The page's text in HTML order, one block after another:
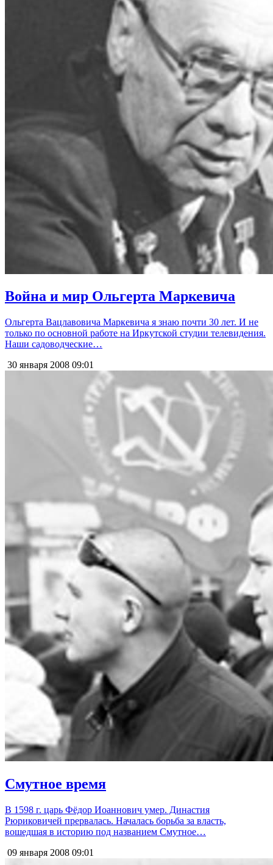
Война и мир Ольгерта Маркевича
Ольгерта Вацлавовича Маркевича я знаю почти 30 лет. И не
только по основной работе на Иркутской студии телевидения.
Наши садоводческие…
30 января 2008 09:01
Смутное время
В 1598 г. царь Фёдор Иоаннович умер. Династия
Рюриковичей прервалась. Началась борьба за власть,
вошедшая в историю под названием Смутное…
09 января 2008 09:01